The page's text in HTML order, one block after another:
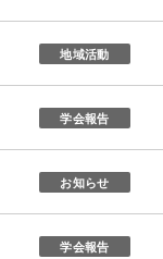
地域活動
学会報告
お知らせ
学会報告